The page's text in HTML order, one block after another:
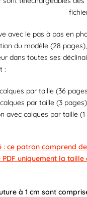
avec le pas à pas en
du modèle (28 pages),
dans toutes ses
:
par taille (36
par taille (3
avec calques par taille
: ce patron comprend
PDF uniquement la
à 1 cm sont